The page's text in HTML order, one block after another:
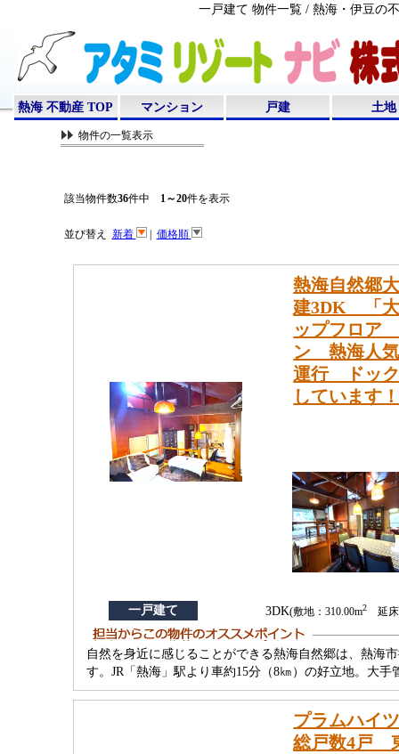
一戸建て 物件一覧 / 熱海・伊豆の
熱海 不動産 TOP マンション 戸建 土地
物件の一覧表示
該当物件数36件中 1～20件を表示
並び替え 新着 価格順
熱海自然郷
建3DK 「大
ップフロア
ン 熱海人気
運行 ドック
しています
一戸建て 3DK(敷地：310.00m2 延床
自然を身近に感じることができる熱海自然郷は、熱海
す。JR「熱海」駅より車約15分（8㎞）の好立地。大
プラムハイ
総戸数4戸